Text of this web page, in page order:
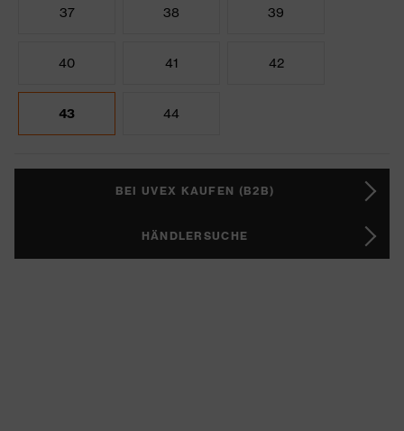
37 38 39
40 41 42
43 44
BEI UVEX KAUFEN (B2B)
HÄNDLERSUCHE